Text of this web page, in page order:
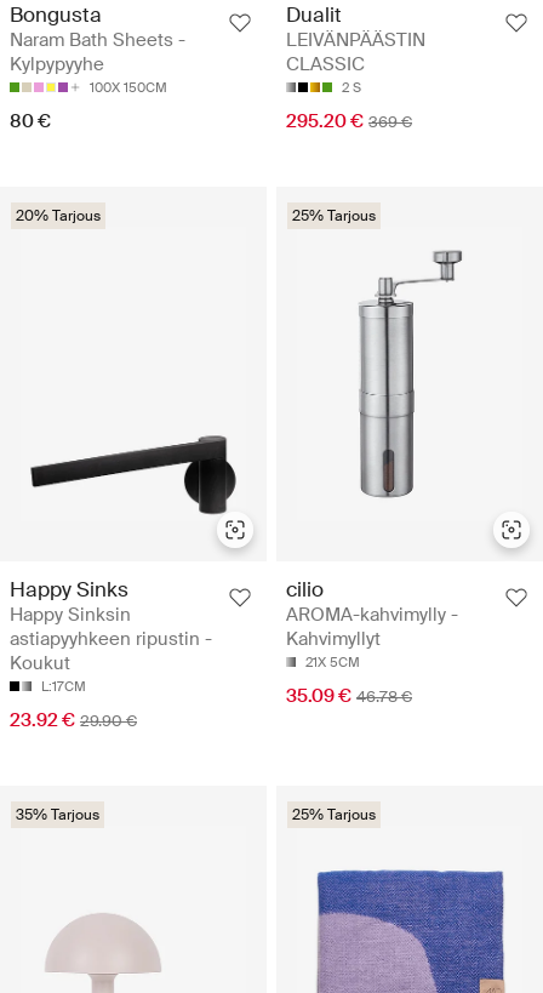
Bongusta
Naram Bath Sheets -
Kylpypyyhe
100X 150CM
80 €
Dualit
LEIVÄNPÄÄSTIN
CLASSIC
2 S
295.20 € 369 €
20% Tarjous
Happy Sinks
Happy Sinksin
astiapyyhkeen ripustin -
Koukut
L:17CM
23.92 € 29.90 €
25% Tarjous
cilio
AROMA-kahvimylly -
Kahvimyllyt
21X 5CM
35.09 € 46.78 €
35% Tarjous 25% Tarjous